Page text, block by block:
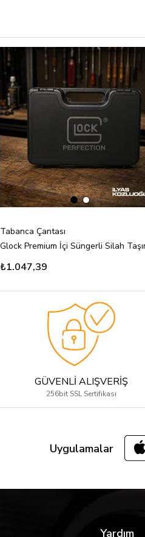
Tabanca Çantası
₺1.047,39
GÜVENLİ ALIŞVERİŞ
256bit SSL Sertifikası
Uygulamalar
Yardım